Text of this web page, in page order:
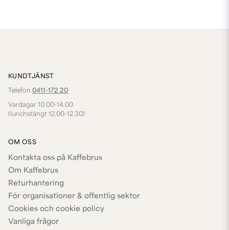
KUNDTJÄNST
Telefon 0411-172 20
Vardagar 10.00-14.00
(lunchstängt 12.00-12.30)
OM OSS
Kontakta oss på Kaffebrus
Om Kaffebrus
Returhantering
För organisationer & offentlig sektor
Cookies och cookie policy
Vanliga frågor